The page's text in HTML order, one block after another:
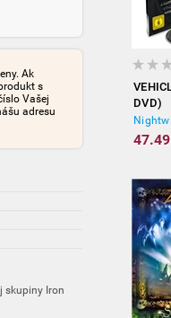
Ak
s
Vašej
adresu
skupiny Iron
DVD)